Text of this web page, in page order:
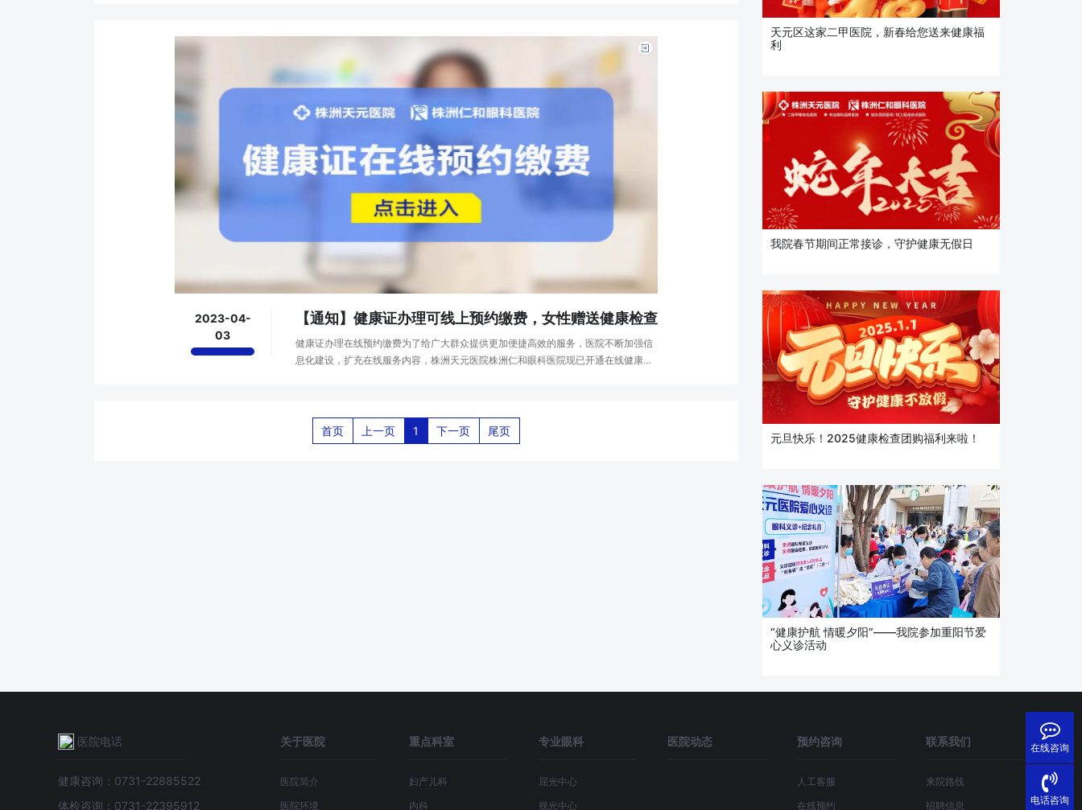
2023-04-
03
【通知】健康证办理可线上预约缴费，女性赠送健康检查
健康证办理在线预约缴费为了给广大群众提供更加便捷高效的服务，医院不断加强信
息化建设，扩充在线服务内容，株洲天元医院株洲仁和眼科医院现已开通在线健康证
首页 上一页 1 下一页 尾页
天元区这家二甲医院，新春给您送来健康福
利
我院春节期间正常接诊，守护健康无假日
元旦快乐！2025健康检查团购福利来啦！
“健康护航 情暖夕阳”——我院参加重阳节爱
心义诊活动
医院电话
健康咨询：0731-22885522
体检咨询：0731-22395912
关于医院
医院简介
医院环境
重点科室
妇产儿科
内科
专业眼科
屈光中心
视光中心
医院动态 预约咨询
人工客服
在线预约
联系我们
来院路线
招聘信息
在线咨询
电话咨询